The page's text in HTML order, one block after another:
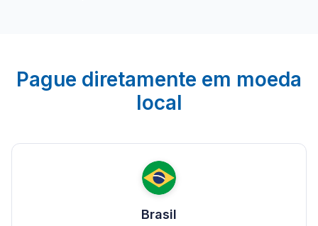
Pague diretamente em moeda
local
Brasil